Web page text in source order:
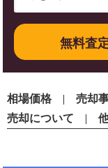
無料査
相場価格 売却
売却について